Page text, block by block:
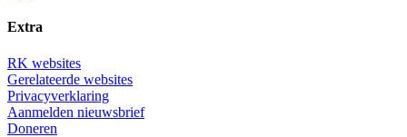
Extra
RK websites
Gerelateerde websites
Privacyverklaring
Aanmelden nieuwsbrief
Doneren